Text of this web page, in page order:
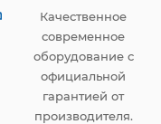
Качественное
современное
оборудование с
официальной
гарантией от
производителя.